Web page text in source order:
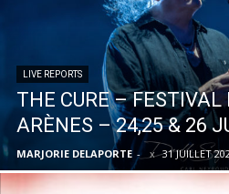
LIVE REPORTS
THE CURE – FESTIVAL
ARÈNES – 24,25 & 26
MARJORIE DELAPORTE - 31 JUILLET